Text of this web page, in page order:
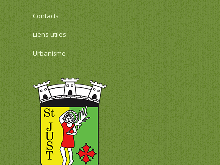
Contacts
Liens utiles
Urbanisme